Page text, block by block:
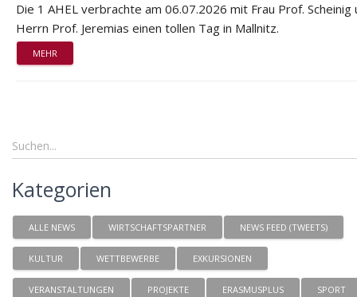
Die 1 AHEL verbrachte am 06.07.2026 mit Frau Prof. Scheinig
Herrn Prof. Jeremias einen tollen Tag in Mallnitz.
MEHR
Kategorien
ALLE NEWS WIRTSCHAFTSPARTNER NEWS FEED (TWEETS)
KULTUR WETTBEWERBE EXKURSIONEN
VERANSTALTUNGEN PROJEKTE ERASMUSPLUS SPORT